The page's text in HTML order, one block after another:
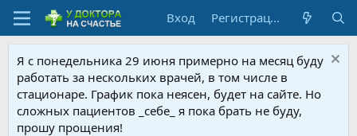
Вход Регистрация
Я с понедельника 29 июня примерно на месяц буду
работать за нескольких врачей, в том числе в
стационаре. График пока неясен, будет на сайте. Но
сложных пациентов _себе_ я пока брать не буду,
прошу прощения!